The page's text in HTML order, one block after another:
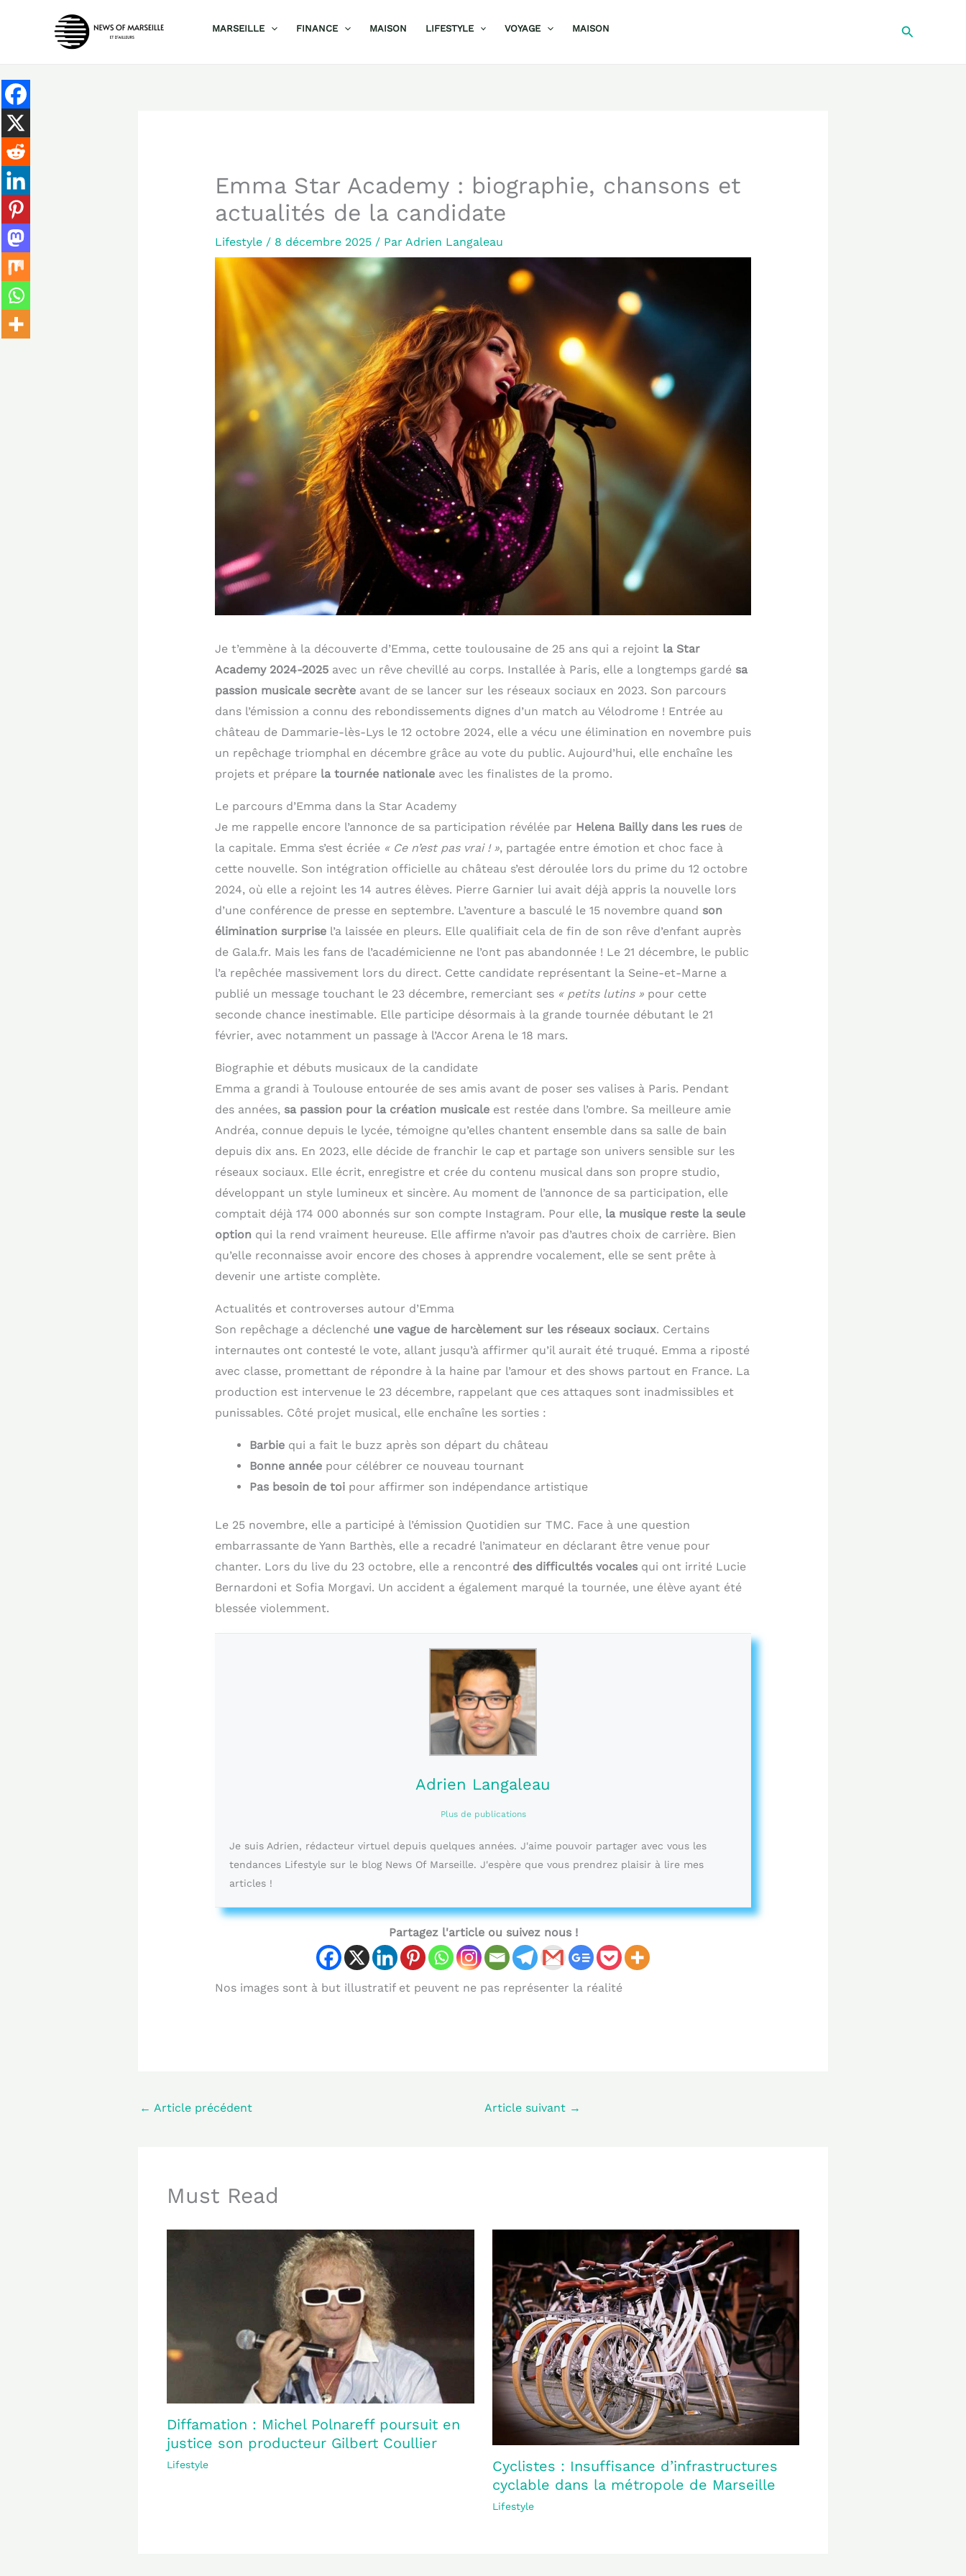
MARSEILLE FINANCE MAISON LIFESTYLE VOYAGE MAISON
Emma Star Academy : biographie, chansons et
actualités de la candidate
Lifestyle/ 8 décembre 2025 / Par Adrien Langaleau
Je t’emmène à la découverte d’Emma, cette toulousaine de 25 ans qui a rejoint la Star
Academy 2024-2025avec un rêve chevillé au corps. Installée à Paris, elle a longtemps gardé sa
passion musicale secrèteavant de se lancer sur les réseaux sociaux en 2023. Son parcours
dans l’émission a connu des rebondissements dignes d’un match au Vélodrome ! Entrée au
château de Dammarie-lès-Lys le 12 octobre 2024, elle a vécu une élimination en novembre puis
un repêchage triomphal en décembre grâce au vote du public. Aujourd’hui, elle enchaîne les
projets et prépare la tournée nationaleavec les finalistes de la promo.
Le parcours d’Emma dans la Star Academy
Je me rappelle encore l’annonce de sa participation révélée par Helena Bailly dans les ruesde
la capitale. Emma s’est écriée « Ce n’est pas vrai ! », partagée entre émotion et choc face à
cette nouvelle. Son intégration officielle au château s’est déroulée lors du prime du 12 octobre
2024, où elle a rejoint les 14 autres élèves. Pierre Garnier lui avait déjà appris la nouvelle lors
d’une conférence de presse en septembre. L’aventure a basculé le 15 novembre quand son
élimination surprisel’a laissée en pleurs. Elle qualifiait cela de fin de son rêve d’enfant auprès
de Gala.fr. Mais les fans de l’académicienne ne l’ont pas abandonnée ! Le 21 décembre, le public
l’a repêchée massivement lors du direct. Cette candidate représentant la Seine-et-Marne a
publié un message touchant le 23 décembre, remerciant ses « petits lutins »pour cette
seconde chance inestimable. Elle participe désormais à la grande tournée débutant le 21
février, avec notamment un passage à l’Accor Arena le 18 mars.
Biographie et débuts musicaux de la candidate
Emma a grandi à Toulouse entourée de ses amis avant de poser ses valises à Paris. Pendant
des années, sa passion pour la création musicaleest restée dans l’ombre. Sa meilleure amie
Andréa, connue depuis le lycée, témoigne qu’elles chantent ensemble dans sa salle de bain
depuis dix ans. En 2023, elle décide de franchir le cap et partage son univers sensible sur les
réseaux sociaux. Elle écrit, enregistre et crée du contenu musical dans son propre studio,
développant un style lumineux et sincère. Au moment de l’annonce de sa participation, elle
comptait déjà 174 000 abonnés sur son compte Instagram. Pour elle, la musique reste la seule
option qui la rend vraiment heureuse. Elle affirme n’avoir pas d’autres choix de carrière. Bien
qu’elle reconnaisse avoir encore des choses à apprendre vocalement, elle se sent prête à
devenir une artiste complète.
Actualités et controverses autour d’Emma
Son repêchage a déclenché une vague de harcèlement sur les réseaux sociaux. Certains
internautes ont contesté le vote, allant jusqu’à affirmer qu’il aurait été truqué. Emma a riposté
avec classe, promettant de répondre à la haine par l’amour et des shows partout en France. La
production est intervenue le 23 décembre, rappelant que ces attaques sont inadmissibles et
punissables. Côté projet musical, elle enchaîne les sorties :
Barbiequi a fait le buzz après son départ du château
Bonne annéepour célébrer ce nouveau tournant
Pas besoin de toipour affirmer son indépendance artistique
Le 25 novembre, elle a participé à l’émission Quotidien sur TMC. Face à une question
embarrassante de Yann Barthès, elle a recadré l’animateur en déclarant être venue pour
chanter. Lors du live du 23 octobre, elle a rencontré des difficultés vocalesqui ont irrité Lucie
Bernardoni et Sofia Morgavi. Un accident a également marqué la tournée, une élève ayant été
blessée violemment.
Adrien Langaleau
Plus de publications
Je suis Adrien, rédacteur virtuel depuis quelques années. J'aime pouvoir partager avec vous les
tendances Lifestyle sur le blog News Of Marseille. J'espère que vous prendrez plaisir à lire mes
articles !
Partagez l'article ou suivez nous !
Nos images sont à but illustratif et peuvent ne pas représenter la réalité
← Article précédent Article suivant →
Must Read
Diffamation : Michel Polnareff poursuit en
justice son producteur Gilbert Coullier
Lifestyle
Cyclistes : Insuffisance d’infrastructures
cyclable dans la métropole de Marseille
Lifestyle